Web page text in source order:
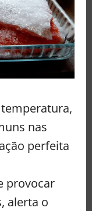
nas
perfeita
provocar
alerta o